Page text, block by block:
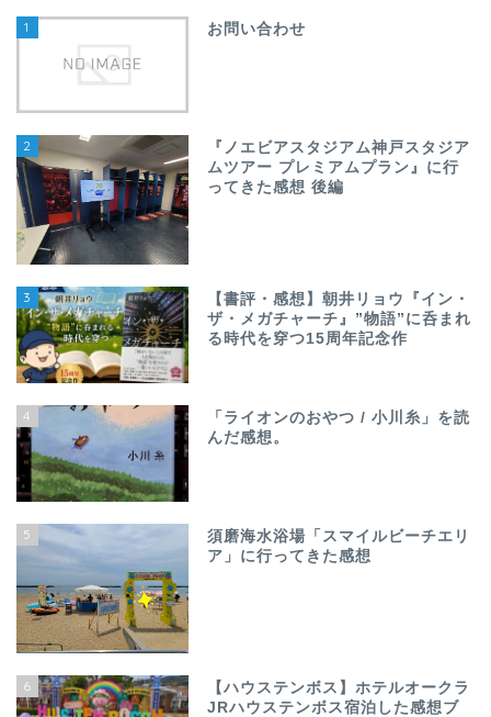
1 お問い合わせ
2
『ノエビアスタジアム神戸スタジア
ムツアー プレミアムプラン』に行
ってきた感想 後編
3
【書評・感想】朝井リョウ『イン・
ザ・メガチャーチ』”物語”に呑まれ
る時代を穿つ15周年記念作
4
「ライオンのおやつ / 小川糸」を読
んだ感想。
5
須磨海水浴場「スマイルビーチエリ
ア」に行ってきた感想
6
【ハウステンボス】ホテルオークラ
JRハウステンボス宿泊した感想ブ